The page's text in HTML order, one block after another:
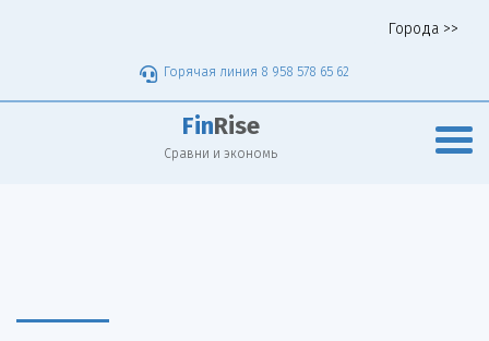
Города >>
Горячая линия 8 958 578 65 62
Fin Rise
Сравни и экономь